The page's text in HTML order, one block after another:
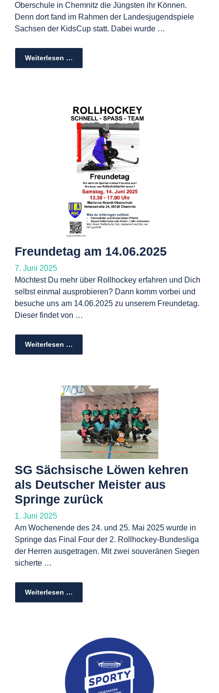
Oberschule in Chemnitz die Jüngsten ihr Können.
Denn dort fand im Rahmen der Landesjugendspiele
Sachsen der KidsCup statt. Dabei wurde …
Weiterlesen …
Freundetag am 14.06.2025
7. Juni 2025
Möchtest Du mehr über Rollhockey erfahren und Dich
selbst einmal ausprobieren? Dann komm vorbei und
besuche uns am 14.06.2025 zu unserem Freundetag.
Dieser findet von …
Weiterlesen …
SG Sächsische Löwen kehren
als Deutscher Meister aus
Springe zurück
1. Juni 2025
Am Wochenende des 24. und 25. Mai 2025 wurde in
Springe das Final Four der 2. Rollhockey-Bundesliga
der Herren ausgetragen. Mit zwei souveränen Siegen
sicherte …
Weiterlesen …